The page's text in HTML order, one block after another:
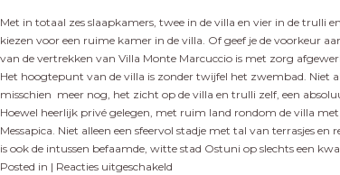
Met in totaal zes slaapkamers, twee in de villa en vier in de trulli
kiezen voor een ruime kamer in de villa. Of geef je de voorkeur
van de vertrekken van Villa Monte Marcuccio is met zorg
Het hoogtepunt van de villa is zonder twijfel het zwembad. Niet
misschien meer nog, het zicht op de villa en trulli zelf, een
Hoewel heerlijk privé gelegen, met ruim land rondom de villa
Messapica. Niet alleen een sfeervol stadje met tal van terrasjes
is ook de intussen befaamde, witte stad Ostuni op slechts een
Posted in | Reacties uitgeschakeld